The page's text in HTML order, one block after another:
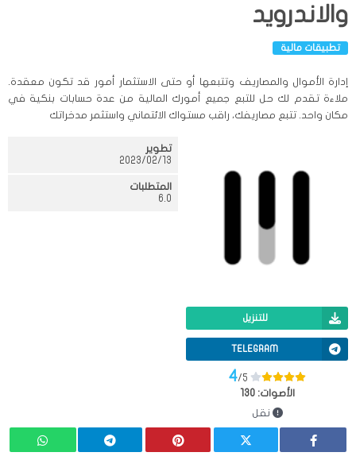
والاندرويد
تطبيقات مالية
إدارة الأموال والمصاريف وتتبعها أو حتى الاستثمار أمور قد تكون معقدة.
ملاءة تقدم لك حل للتبع جميع أمورك المالية من عدة حسابات بنكية في
مكان واحد. تتبع مصاريفك، راقب مستواك الائتماني واستثمر مدخراتك
للتنزيل
TELEGRAM
4/5
الأصوات:130
نقل
تطوير
13‏/02‏/2023
المتطلبات
6.0